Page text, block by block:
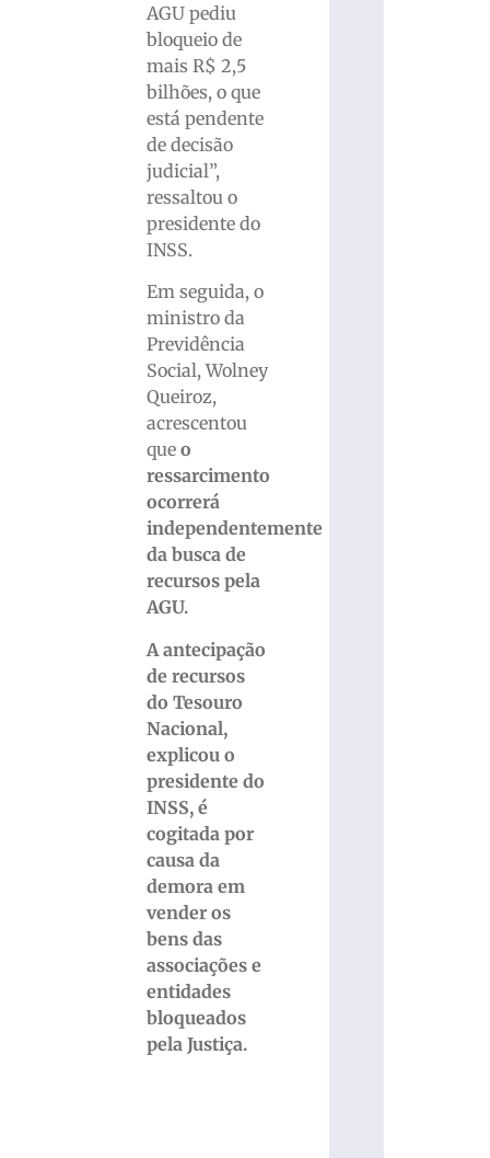
AGU pediu
bloqueio de
mais R$ 2,5
bilhões, o que
está pendente
de decisão
judicial”,
ressaltou o
presidente do
INSS.
Em seguida, o
ministro da
Previdência
Social, Wolney
Queiroz,
acrescentou
queo
ressarcimento
ocorrerá
independentemente
da busca de
recursos pela
AGU.
A antecipação
de recursos
do Tesouro
Nacional,
explicou o
presidente do
INSS, é
cogitada por
causa da
demora em
vender os
bens das
associações e
entidades
bloqueados
pela Justiça.